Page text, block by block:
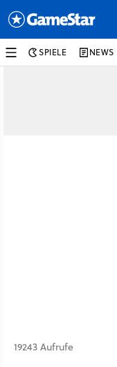
SPIELE NEWS
19243 Aufrufe